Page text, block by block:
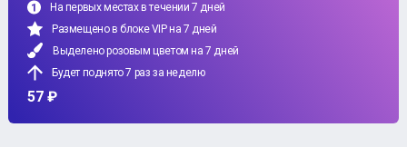
На первых местах в течении 7 дней
Размещено в блоке VIP на 7 дней
Выделено розовым цветом на 7 дней
Будет поднято 7 раз за неделю
57 ₽